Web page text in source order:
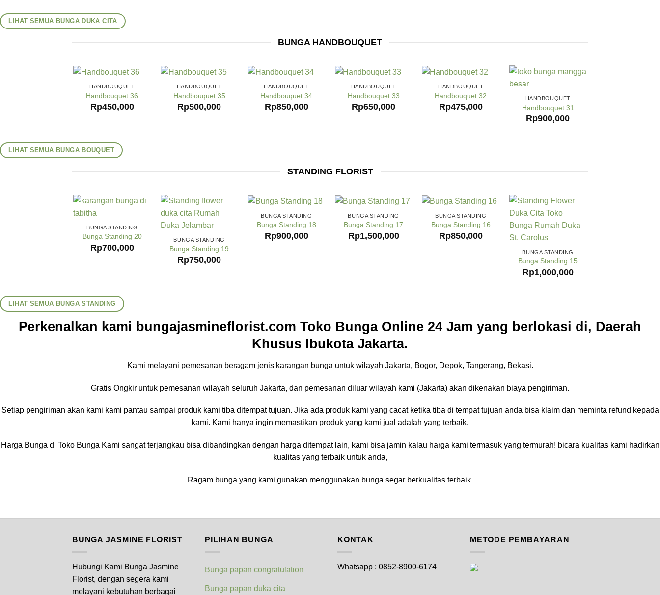
LIHAT SEMUA BUNGA DUKA CITA
BUNGA HANDBOUQUET
HANDBOUQUET
Handbouquet 36
Rp450,000
HANDBOUQUET
Handbouquet 35
Rp500,000
HANDBOUQUET
Handbouquet 34
Rp850,000
HANDBOUQUET
Handbouquet 33
Rp650,000
HANDBOUQUET
Handbouquet 32
Rp475,000
HANDBOUQUET
Handbouquet 31
Rp900,000
LIHAT SEMUA BUNGA BOUQUET
STANDING FLORIST
BUNGA STANDING
Bunga Standing 20
Rp700,000
BUNGA STANDING
Bunga Standing 19
Rp750,000
BUNGA STANDING
Bunga Standing 18
Rp900,000
BUNGA STANDING
Bunga Standing 17
Rp1,500,000
BUNGA STANDING
Bunga Standing 16
Rp850,000
BUNGA STANDING
Bunga Standing 15
Rp1,000,000
LIHAT SEMUA BUNGA STANDING
Perkenalkan kami bungajasmineflorist.com Toko Bunga Online 24 Jam yang berlokasi di, Daerah
Khusus Ibukota Jakarta.
Kami melayani pemesanan beragam jenis karangan bunga untuk wilayah Jakarta, Bogor, Depok, Tangerang, Bekasi.
Gratis Ongkir untuk pemesanan wilayah seluruh Jakarta, dan pemesanan diluar wilayah kami (Jakarta) akan dikenakan biaya pengiriman.
Setiap pengiriman akan kami kami pantau sampai produk kami tiba ditempat tujuan. Jika ada produk kami yang cacat ketika tiba di tempat tujuan anda bisa klaim dan meminta refund kepada
kami. Kami hanya ingin memastikan produk yang kami jual adalah yang terbaik.
Harga Bunga di Toko Bunga Kami sangat terjangkau bisa dibandingkan dengan harga ditempat lain, kami bisa jamin kalau harga kami termasuk yang termurah! bicara kualitas kami hadirkan
kualitas yang terbaik untuk anda,
Ragam bunga yang kami gunakan menggunakan bunga segar berkualitas terbaik.
BUNGA JASMINE FLORIST
Hubungi Kami Bunga Jasmine
Florist, dengan segera kami
melayani kebutuhan berbagai
PILIHAN BUNGA
Bunga papan congratulation
Bunga papan duka cita
KONTAK
Whatsapp : 0852-8900-6174
METODE PEMBAYARAN